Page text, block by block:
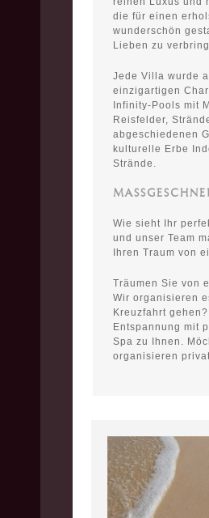
die für einen
wunderschön
Lieben zu
Jede Villa wurde
einzigartigen
Infinity-Pools mit
Reisfelder,
abgeschiedenen
kulturelle Erbe
Strände.
Wie sieht Ihr
und unser Team
Ihren Traum von
Träumen Sie von
Wir organisieren
Kreuzfahrt
Entspannung mit
Spa zu Ihnen.
organisieren